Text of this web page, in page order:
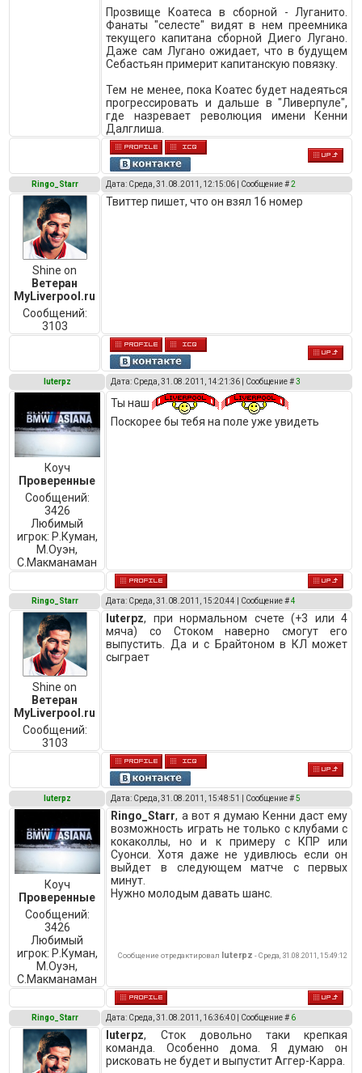
Прозвище Коатеса в сборной - Луганито.
Фанаты "селесте" видят в нем преемника
текущего капитана сборной Диего Лугано.
Даже сам Лугано ожидает, что в будущем
Себастьян примерит капитанскую повязку.
Тем не менее, пока Коатес будет надеяться
прогрессировать и дальше в "Ливерпуле",
где назревает революция имени Кенни
Далглиша.
Ringo_Starr Дата: Среда, 31.08.2011, 12:15:06 | Сообщение #2
Shine on
Ветеран
MyLiverpool.ru
Сообщений:
3103
Твиттер пишет, что он взял 16 номер
luterpz Дата: Среда, 31.08.2011, 14:21:36 | Сообщение #3
Коуч
Проверенные
Сообщений:
3426
Любимый
игрок: Р.Куман,
М.Оуэн,
C.Макманаман
Ты наш
Поскорее бы тебя на поле уже увидеть
Ringo_Starr Дата: Среда, 31.08.2011, 15:20:44 | Сообщение #4
Shine on
Ветеран
MyLiverpool.ru
Сообщений:
3103
luterpz, при нормальном счете (+3 или 4
мяча) со Стоком наверно смогут его
выпустить. Да и с Брайтоном в КЛ может
сыграет
luterpz Дата: Среда, 31.08.2011, 15:48:51 | Сообщение #5
Коуч
Проверенные
Сообщений:
3426
Любимый
игрок: Р.Куман,
М.Оуэн,
C.Макманаман
Ringo_Starr, а вот я думаю Кенни даст ему
возможность играть не только с клубами с
кокаколлы, но и к примеру с КПР или
Суонси. Хотя даже не удивлюсь если он
выйдет в следующем матче с первых
минут.
Нужно молодым давать шанс.
Сообщение отредактировал luterpz -Среда, 31.08.2011, 15:49:12
Ringo_Starr Дата: Среда, 31.08.2011, 16:36:40 | Сообщение # 6
luterpz, Сток довольно таки крепкая
команда. Особенно дома. Я думаю он
рисковать не будет и выпустит Аггер-Карра.